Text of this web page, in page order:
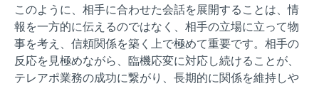
このように、相手に合わせた会話を展開することは、情
報を一方的に伝えるのではなく、相手の立場に立って物
事を考え、信頼関係を築く上で極めて重要です。相手の
反応を見極めながら、臨機応変に対応し続けることが、
テレアポ業務の成功に繋がり、長期的に関係を維持しや